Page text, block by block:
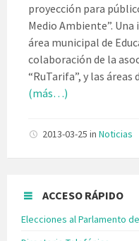
proyección para
Medio Ambiente”.
área municipal de
colaboración de la
“RuTarifa”, y las
(más…)
2013-03-25 in Noticias
ACCESO RÁPIDO
Elecciones al Parlamento